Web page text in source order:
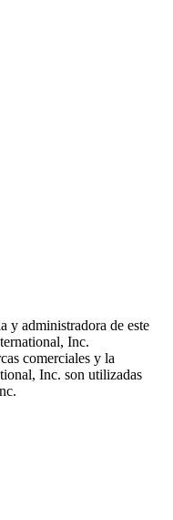
y administradora de este
Inc.
comerciales y la
Inc. son utilizadas